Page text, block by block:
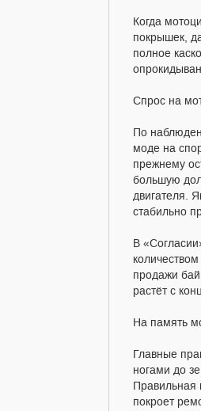
Когда
покрышек,
полное
Спрос на
По
моде на
прежнему
большую
двигателя.
стабильно
В
продажи
растёт с
На память
Главные
ногами до
Правильная
покроет